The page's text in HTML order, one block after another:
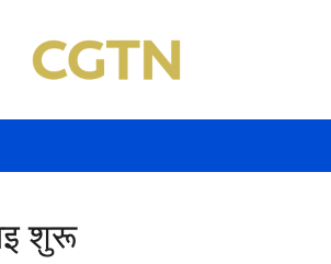
शुरू